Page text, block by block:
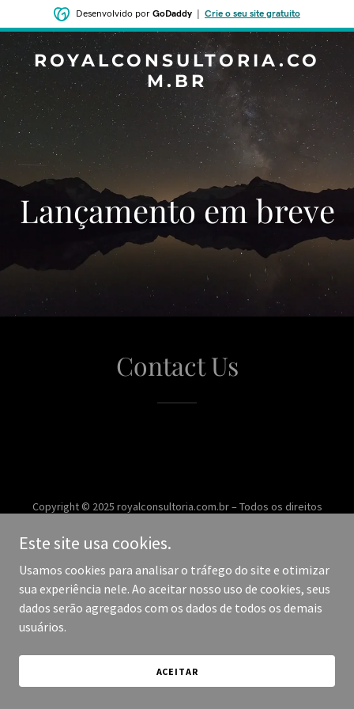
Desenvolvido por GoDaddy Crie o seu site gratuito
ROYALCONSULTORIA.CO
M.BR
‌‌Lançamento em breve
Contact Us
Copyright © 2025 royalconsultoria.com.br – Todos os direitos
Este site usa cookies.
Usamos cookies para analisar o tráfego do site e otimizar
sua experiência nele. Ao aceitar nosso uso de cookies, seus
dados serão agregados com os dados de todos os demais
usuários.
ACEITAR